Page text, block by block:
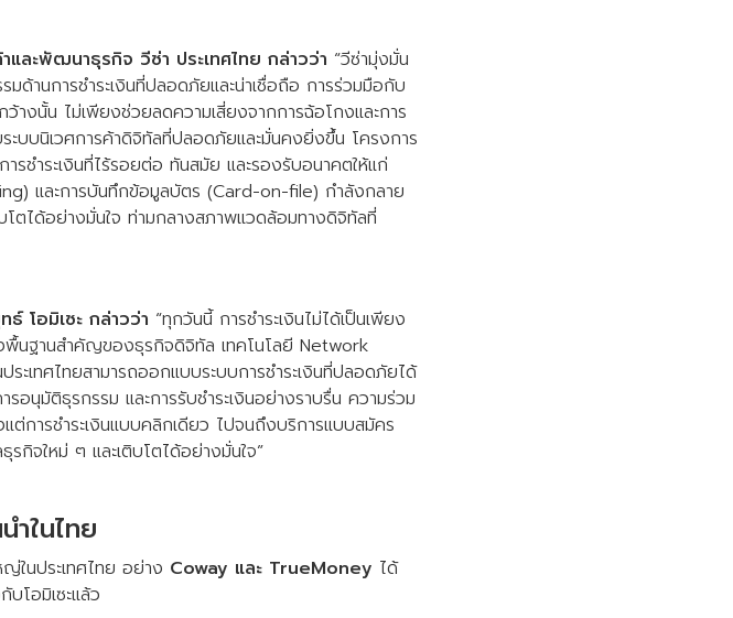
ละพัฒนาธุรกิจ วีซ่า ประเทศไทย กล่าวว่า “วีซ่ามุ่งมั่น
านการชำระเงินที่ปลอดภัยและน่าเชื่อถือ การร่วมมือกับ
างนั้น ไม่เพียงช่วยลดความเสี่ยงจากการฉ้อโกงและการ
ระบบนิเวศการค้าดิจิทัลที่ปลอดภัยและมั่นคงยิ่งขึ้น โครงการ
รชำระเงินที่ไร้รอยต่อ ทันสมัย และรองรับอนาคตให้แก่
และการบันทึกข้อมูลบัตร (Card-on-file) กำลังกลาย
โตได้อย่างมั่นใจ ท่ามกลางสภาพแวดล้อมทางดิจิทัลที่
โอมิเซะ กล่าวว่า “ทุกวันนี้ การชำระเงินไม่ได้เป็นเพียง
นฐานสำคัญของธุรกิจดิจิทัล เทคโนโลยี Network
ระเทศไทยสามารถออกแบบระบบการชำระเงินที่ปลอดภัยได้
นุมัติธุรกรรม และการรับชำระเงินอย่างราบรื่น ความร่วม
ต่การชำระเงินแบบคลิกเดียว ไปจนถึงบริการแบบสมัคร
ธุรกิจใหม่ ๆ และเติบโตได้อย่างมั่นใจ”
ำในไทย
ในประเทศไทย อย่าง Coway และ TrueMoney ได้
โอมิเซะแล้ว